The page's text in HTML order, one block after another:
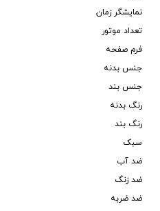
نمایشگر زمان
تعداد موتور
فرم صفحه
جنس بدنه
جنس بند
رنگ بدنه
رنگ بند
سبک
ضد آب
ضد زنگ
ضد ضربه